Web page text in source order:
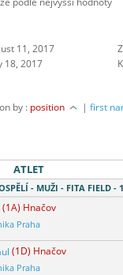
11, 2017
18, 2017
by : position |first
ATLET
- MUŽI - FITA FIELD -
(1A) Hnačov
Praha
(1D) Hnačov
Praha